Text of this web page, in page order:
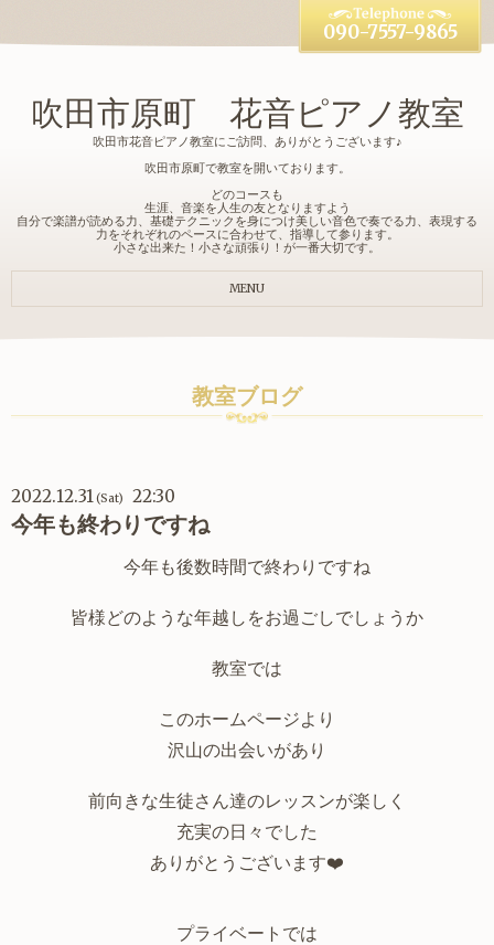
吹田市原町 花音ピアノ教室
吹田市花音ピアノ教室にご訪問、ありがとうございます♪
吹田市原町で教室を開いております。
どのコースも
生涯、音楽を人生の友となりますよう
自分で楽譜が読める力、基礎テクニックを身につけ美しい音色で奏でる力、表現する
力をそれぞれのペースに合わせて、指導して参ります。
小さな出来た！小さな頑張り！が一番大切です。
090-7557-9865
MENU
教室ブログ
2022.12.31(Sat) 22:30
今年も終わりですね
今年も後数時間で終わりですね
皆様どのような年越しをお過ごしでしょうか
教室では
このホームページより
沢山の出会いがあり
前向きな生徒さん達のレッスンが楽しく
充実の日々でした
ありがとうございます❤️
プライベートでは